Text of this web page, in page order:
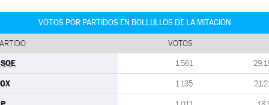
VOTOS POR PARTIDOS EN BOLLULLOS DE LA MITACIÓN
VOTOS
1.561
1.135